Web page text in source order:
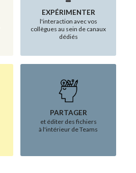
EXPÉRIMENTER
l'interaction avec vos
collègues au sein de canaux
dédiés
PARTAGER
et éditer des fichiers
à l'intérieur de Teams